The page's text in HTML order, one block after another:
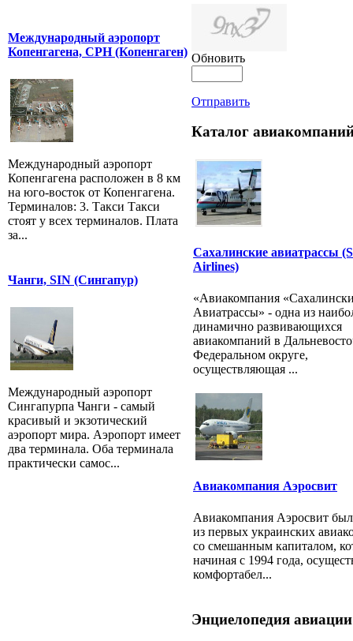
Международный аэропорт
Копенгагена, CPH (Копенгаген)
Международный аэропорт
Копенгагена расположен в 8 км
на юго-восток от Копенгагена.
Терминалов: 3. Такси Такси
стоят у всех терминалов. Плата
за...
Чанги, SIN (Сингапур)
Международный аэропорт
Сингапурпа Чанги - самый
красивый и экзотический
аэропорт мира. Аэропорт имеет
два терминала. Оба терминала
практически самос...
Обновить
Отправить
Каталог
Сахалинские авиатрассы
Airlines)
«Авиакомпания
Авиатрассы» - одна из
динамично развивающихся
авиакомпаний в
Федеральном округе,
осуществляющая ...
Авиакомпания Аэросвит
Авиакомпания Аэросвит
из первых украинских
со смешанным капиталом,
начиная с 1994 года,
комфортабел...
Энциелопедия